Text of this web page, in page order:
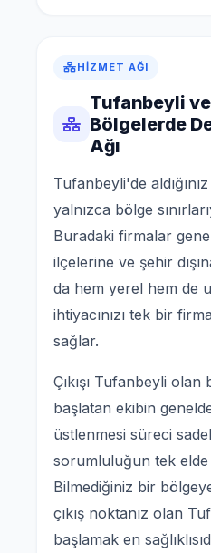
HIZMET AĞI
Tufanbeyli
Bölgelerde
Ağı
Tufanbeyli'de
yalnızca bölge
Buradaki firmalar
ilçelerine ve şehir
da hem yerel hem de
ihtiyacınızı tek bir
sağlar.
Çıkışı Tufanbeyli olan
başlatan ekibin
üstlenmesi süreci
sorumluluğun tek elde
Bilmediğiniz bir
çıkış noktanız olan
başlamak en